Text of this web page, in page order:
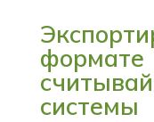
системы